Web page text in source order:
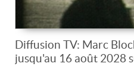
Diffusion TV: Marc
jusqu'au 16 août 2028